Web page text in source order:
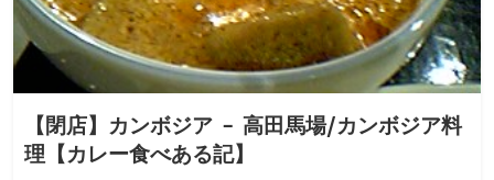
【閉店】カンボジア – 高田馬場/カンボジア料
理【カレー食べある記】